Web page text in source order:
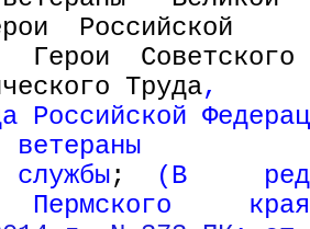
Российской
Герои
Труда,
Российской
ветераны
службы;
(В
Пермского     края